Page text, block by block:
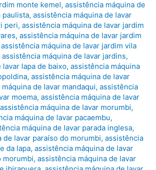
monte kemel,assistência máquina de
paulista,assistência máquina de lavar
peri,assistência máquina de lavar jardim
,assistência máquina de lavar jardim
assistência máquina de lavar jardim vila
assistência máquina de lavar jardins,
lapa de baixo,assistência máquina
,assistência máquina de lavar
de lavar mandaqui,assistência
moema,assistência máquina de lavar
assistência máquina de lavar morumbi,
máquina de lavar pacaembu,
máquina de lavar parada inglesa,
de lavar paraíso do morumbi,assistência
da lapa,assistência máquina de lavar
morumbi,assistência máquina de lavar